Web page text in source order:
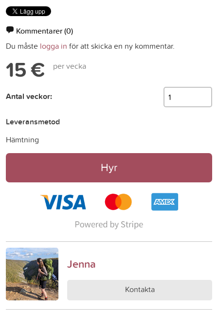
Kommentarer(0)
Du måste logga in för att skicka en ny kommentar.
15 € per vecka
Antal veckor:
Leveransmetod
Hämtning
Hyr
Jenna
Kontakta